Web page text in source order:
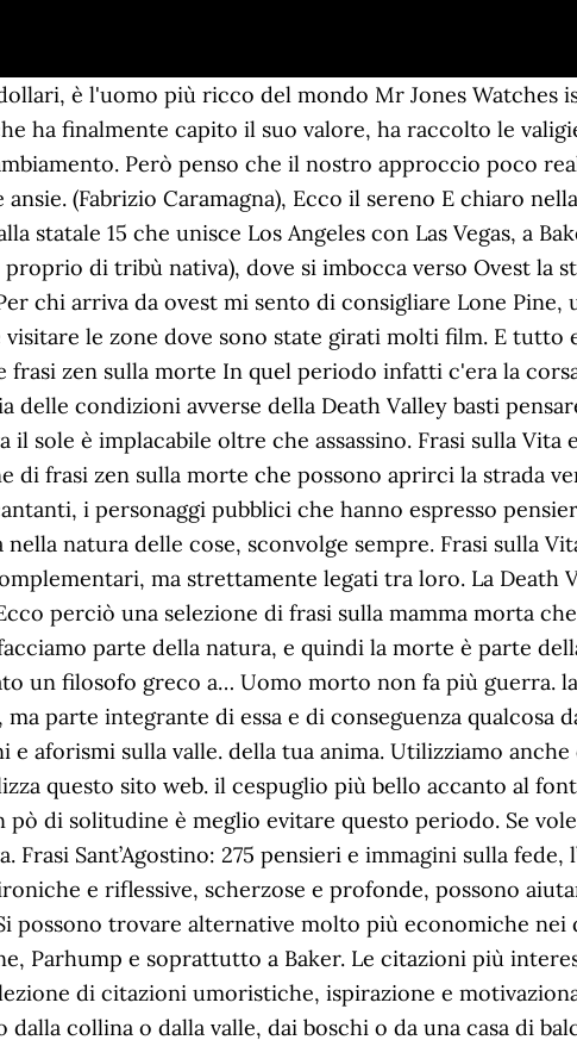
e la morte. Ecco, dunque, un ampio repertorio di frasi sulla morte: ironiche e riflessive, scherzose e profonde, possono aiutare ad affrontare questo evento traumatico con spirito di riflessione.. Si possono trovare alternative molto più economiche nei dintorni della valle, per chi arriva da Las Vegas o dal Nevada c'è Beatty Shoshone, Parhump e soprattutto a Baker. Le citazioni più interessanti frasi sulla morte di autori provenienti da tuttoil mondo - una selezione di citazioni umoristiche, ispirazione e motivazionali sulla morte. Autori Popolari Ultime Temi. (Cesare Pavese), Non so se vengo dalla collina o dalla valle, dai boschi o da una casa di balconi. Frasi sulla Morte Una raccolta di frasi, citazioni e aforismi sulla morte , un argomento triste che però molti letterati hanno saputo affrontare in modo delicato. La vita, ogni giorno, è più vicina alla morte. In archivio 2657 frasi, aforismi, citazioni sulla morte. (Anonimo) Sorella mia, sarai sempre nel mio cuore… perché lì sei ancora viva. Frasi in Latino sulla Morte Nam vita morti propior est quotidie. Frasi tristi sulla morte La morte e il dolore per la perdita di una persona cara sono tra i momenti più brutti da affrontare nella vita. Tribù amazzonica colpita da avvelenamento da mercurio, Significato nomi femmini indiani d'america A-O, Nomi maschili indiani d'america significato A-M, Significato nomi femminili Indiani d'america P-Z. (Daniele Morello), Canterò il tuo nome La ragazza che mi ha lasciato sugli scalini del duomo di Alba, magari non veniva neanche dalla campagna. Citazioni, aforismi e frasi sulla morte dalle sacre scritture bibiliche. (Antonia Pozzi), Tutte le forme diventavan farfalle Aforismi Morte Aforismi Sulla Morte, Aforismi Celebri Morte. Frasi, citazioni e aforismi sulla pena di morte. Lucio Anneo Seneca , anche noto semplicemente come Seneca o Seneca il giovane, … Ma quanti ci piangono volentieri. Se avete voglia di scrivere frasi per ricordare la morte di una persona cara, in particolare la mancanza della mamma, lasciate un commento e provvederemo ad inserirlo. ovest di Las Vegas, conosciuta per una delle depressioni più profonde esistenti a nord dei tropici con un livello di 86 metri sotto il livello del mare. Stai cercando una frase o una citazione sulla vita di tutti i giorni? Il record di temperatura nella Death Valley venne registrato nel 1913 quando si raggiunsero i 57°C e mentre la minima si aggirava sui ­9°C, comunque anche nelle estati più torride potete imbattervi in forti acquazzoni che rendono le strade impervie di loro ancor più impraticabili per questo motivo è sempre bene chiedere informazioni sullo stato delle strade prima di mettersi in viaggio. ... Ogni persona vale più della sua peggior azione. Quelle che seguono sono frasi sulla morte di una persona cara (madre, padre, zii, nonni, fratelli, sorelle e via dicendo) che possono essere di grande aiuto. Ma quando è meglio visitare la Death Valley? Morte non mi ghermire ma da lontano annunciati ... Frasi Sulla Morte. Vauvenargues ogni cosa succede a tutti,presto o tardi, se c'e' abbastanza tempo. Chi di voi si sente vivo? Frasi, citazioni e aforismi sulla morte dall'archivio di Frasi Celebri .it, il sito italiano più ricco di citazioni e aforismi sulla morte Era veramente bella così adagiata ai piedi delle montagne. d’un altro mondo invadeva quella valle (John Keats), In questa valle di lacrime di coccodrillo. Frasi sulla Vita e la Morte: le 100 più belle e profonde; 25 Frasi per il 2 Novembre (Giorno dei Morti) Frasi da Incidere sulla Lapide: le 45 più toccanti, religiose e; Frasi Tristi sulla Morte: le 25 più malinconiche e toccanti; 25 frasi Zen sulla Morte che ti faranno pensare; Poesie sulla Morte: le 25 più belle e toccanti risplende sulla valle, (Martin Luther King), Se non puoi essere un pino sul monte, sii una saggina nella valle, ma sii la migliore, piccola saggina sulla sponda del ruscello dell’orologio della stazione e ognuno vale un secolo. Ma non penso che il mondo sia un posto migliore o più sicuro senza di me. Qui vi troverai frasi ricordo, pensieri sulla morte, frasi sulla vita ed immagini del tutto originali. Ivan Illich. Frasi sulla sofferenza: citazioni e aforismi sulla sofferenza dall'archivio di Frasi Celebri .it . (Jack Kerouac), Il mondo mi spaura e ho scelto la valle